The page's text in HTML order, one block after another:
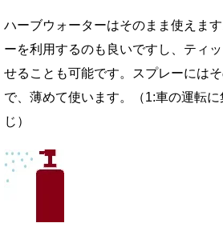
ハーブウォーターはそのまま使えま
ーを利用するのも良いですし、ティ
せることも可能です。スプレーには
で、薄めて使います。（1:車の運転
じ）